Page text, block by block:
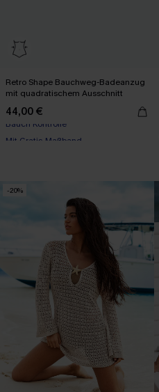
Retro Shape Bauchweg-Badeanzug
mit quadratischem Ausschnitt
44,00 €
-20%